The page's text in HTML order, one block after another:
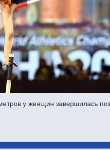
у женщин завершилась